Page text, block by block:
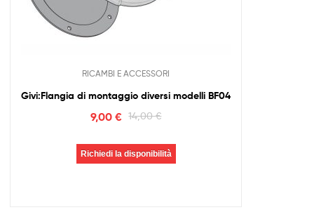
RICAMBI E ACCESSORI
Givi:Flangia di montaggio diversi modelli BF04
14,00€
9,00 €
Richiedi la disponibilità